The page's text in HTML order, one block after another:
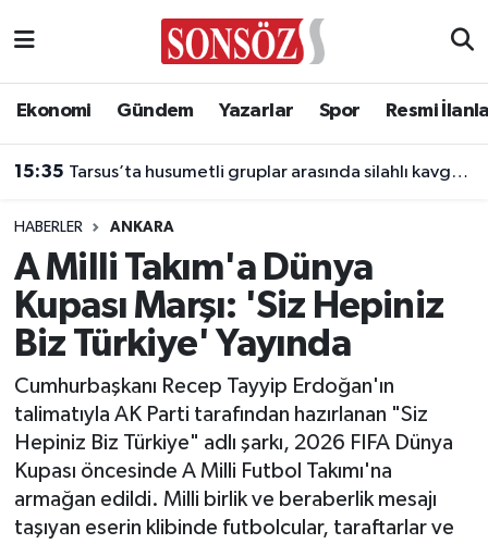
Ekonomi Gündem Yazarlar Spor Resmi
15:35 Tarsus’ta husumetli gruplar arasında silahlı kavga: 2 kuzen öldü
HABERLER ANKARA
A Milli Takım'a Dünya
Kupası Marşı: 'Siz Hepiniz
Biz Türkiye' Yayında
Cumhurbaşkanı Recep Tayyip Erdoğan'ın
talimatıyla AK Parti tarafından hazırlanan "Siz
Hepiniz Biz Türkiye" adlı şarkı, 2026 FIFA Dünya
Kupası öncesinde A Milli Futbol Takımı'na
armağan edildi. Milli birlik ve beraberlik mesajı
taşıyan eserin klibinde futbolcular, taraftarlar ve
Asayiş
Biyografi
Çevre
Diğer
Dünya
Eğitim
Ekonomi
Ankara Nöbetçi Eczaneler
Ankara Trafik Yoğunluk Haritası
Süper Lig Puan Durumu ve Fikstür
Tüm Manşetler
Son Dakika Haberleri
Haber Arşivi